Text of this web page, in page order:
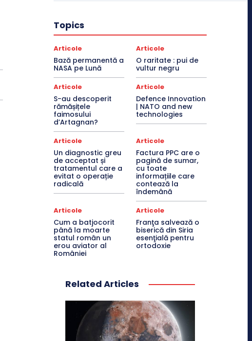
Topics
Articole
Bază permanentă a
NASA pe Lună
Articole
O raritate : pui de
vultur negru
Articole
S-au descoperit
rămășițele
faimosului
d’Artagnan?
Articole
Defence Innovation
| NATO and new
technologies
Articole
Un diagnostic greu
de acceptat și
tratamentul care a
evitat o operație
radicală
Articole
Factura PPC are o
pagină de sumar,
cu toate
informațiile care
contează la
îndemână
Articole
Cum a batjocorit
până la moarte
statul român un
erou aviator al
României
Articole
Franţa salvează o
biserică din Siria
esenţială pentru
ortodoxie
Related Articles